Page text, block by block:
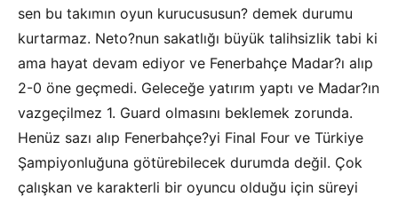
sen bu takımın oyun kurucususun? demek durumu
kurtarmaz. Neto?nun sakatlığı büyük talihsizlik tabi ki
ama hayat devam ediyor ve Fenerbahçe Madar?ı alıp
2-0 öne geçmedi. Geleceğe yatırım yaptı ve Madar?ın
vazgeçilmez 1. Guard olmasını beklemek zorunda.
Henüz sazı alıp Fenerbahçe?yi Final Four ve Türkiye
Şampiyonluğuna götürebilecek durumda değil. Çok
çalışkan ve karakterli bir oyuncu olduğu için süreyi